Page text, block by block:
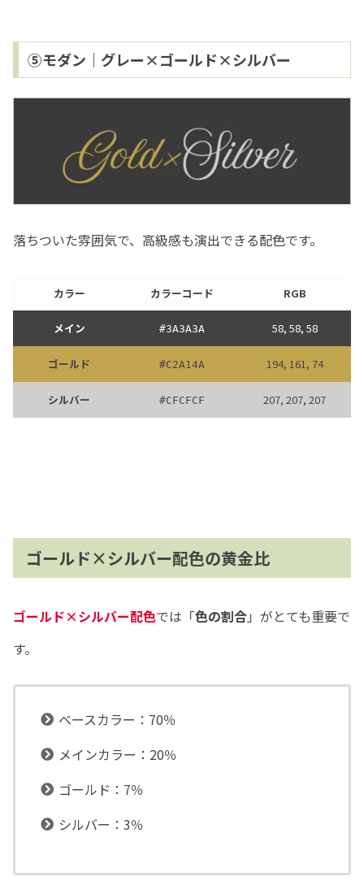
⑤モダン｜グレー×ゴールド×シルバー
落ちついた雰囲気で、高級感も演出できる配色です。
カラー カラーコード RGB
メイン #3A3A3A 58, 58, 58
ゴールド #C2A14A 194, 161, 74
シルバー #CFCFCF 207, 207, 207
ゴールド×シルバー配色の黄金比
ゴールド×シルバー配色では「色の割合」がとても重要で
す。
ベースカラー：70％
メインカラー：20％
ゴールド：7％
シルバー：3％